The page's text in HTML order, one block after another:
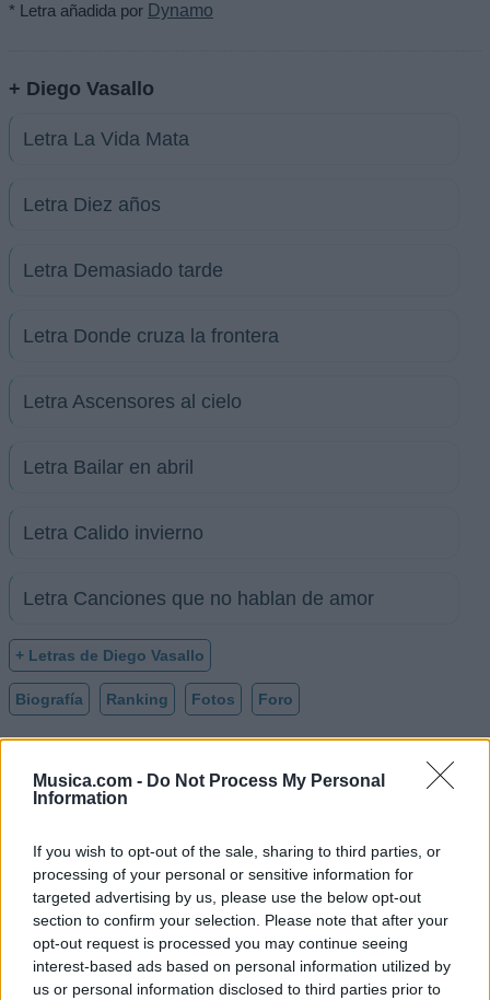
Musica.com - Do Not Process My Personal
Information
If you wish to opt-out of the sale, sharing to third parties, or
processing of your personal or sensitive information for
targeted advertising by us, please use the below opt-out
section to confirm your selection. Please note that after your
opt-out request is processed you may continue seeing
interest-based ads based on personal information utilized by
us or personal information disclosed to third parties prior to
* Letra añadida por Dynamo
+ Diego Vasallo
Letra La Vida Mata
Letra Diez años
Letra Demasiado tarde
Letra Donde cruza la frontera
Letra Ascensores al cielo
Letra Bailar en abril
Letra Calido invierno
Letra Canciones que no hablan de amor
+ Letras de Diego Vasallo
Biografía Ranking Fotos Foro